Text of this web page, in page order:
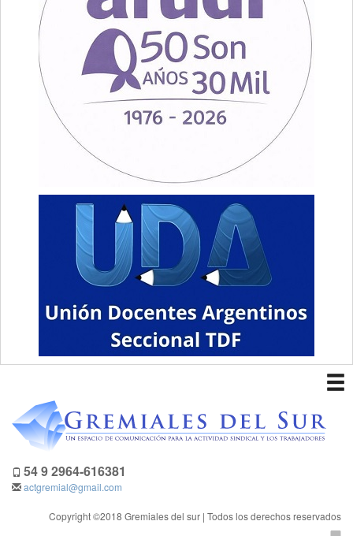
54 9 2964-616381
actgremial@gmail.com
Copyright ©2018 Gremiales del sur | Todos los derechos reservados